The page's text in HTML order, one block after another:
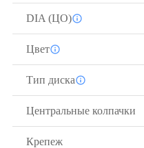
DIA (ЦО)
Цвет
Тип диска
Центральные колпачки
Крепеж